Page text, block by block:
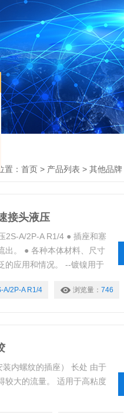
置： 首页 > 产品列表 > 其他品牌
接头液压
2S-A/2P-A R1/4 ● 插座和塞
出。 ● 各种本体材料、尺寸
的应用和情况。 --镀镍用于
合器 A 型插头 （2P-A） 和
A/2P-A R1/4 浏览量： 746
内螺纹的插座） 长处 由于
较大的流量。 适用于高粘度